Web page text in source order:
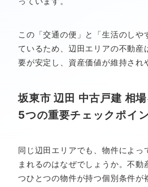
この「交通の便」と「生活のしや
ているため、辺田エリアの不動産
要が安定し、資産価値が維持され
坂東市 辺田 中古戸建 相
5つの重要チェックポイ
同じ辺田エリアでも、物件によっ
まれるのはなぜでしょうか。不動
つひとつの物件が持つ個別条件が